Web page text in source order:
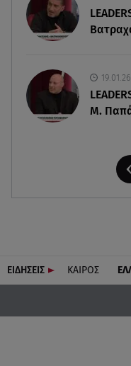
η μυϊκή απώλεια
19.01.26
Μ.
ΕΙΔΗΣΕΙΣ ΚΑΙΡΟΣ